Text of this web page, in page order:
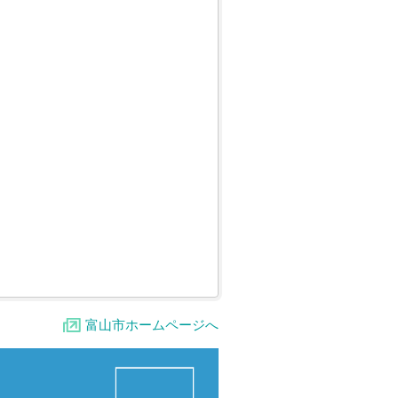
富山市ホームページへ